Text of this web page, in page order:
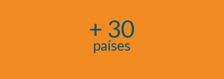
+ 30
países